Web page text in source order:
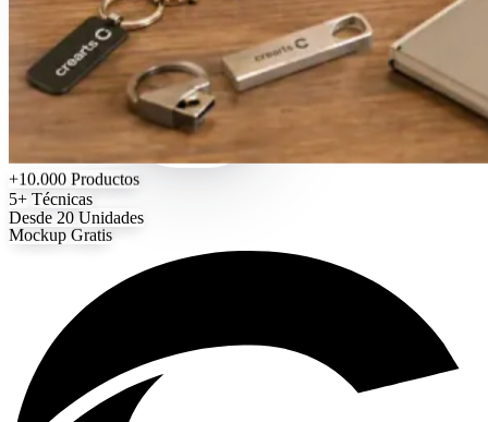
+10.000 Productos
5+ Técnicas
Desde 20 Unidades
Mockup Gratis